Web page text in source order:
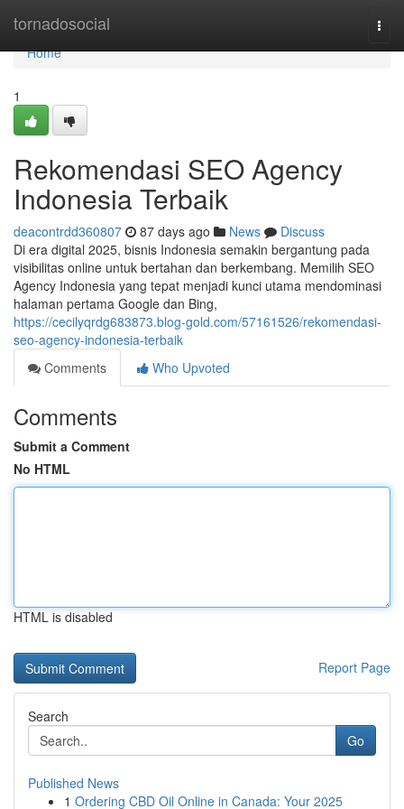
tornadosocial
Home
Home
1
Rekomendasi SEO Agency
Indonesia Terbaik
deacontrdd360807 87 days ago News
Discuss
Di era digital 2025, bisnis Indonesia semakin bergantung pada
visibilitas online untuk bertahan dan berkembang. Memilih SEO
Agency Indonesia yang tepat menjadi kunci utama mendominasi
halaman pertama Google dan Bing,
https://cecilyqrdg683873.blog-gold.com/57161526/rekomendasi-
seo-agency-indonesia-terbaik
Comments
Who Upvoted
Comments
Submit a Comment
No HTML
HTML is disabled
Report Page
Search
Go
Published News
1 Ordering CBD Oil Online in Canada: Your 2025